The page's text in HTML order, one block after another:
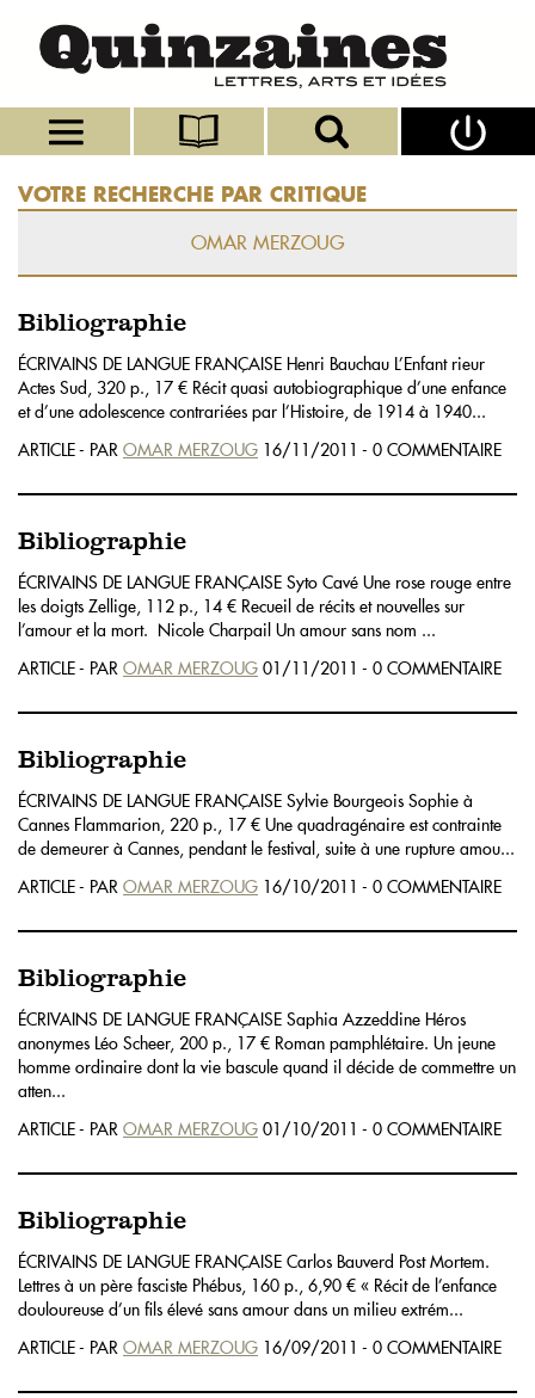
VOTRE RECHERCHE PAR CRITIQUE
OMAR MERZOUG
Bibliographie
ÉCRIVAINS DE LANGUE FRANÇAISE Henri Bauchau L’Enfant rieur
Actes Sud, 320 p., 17 € Récit quasi autobiographique d’une enfance
et d’une adolescence contrariées par l’Histoire, de 1914 à 1940...
ARTICLE - PAR OMAR MERZOUG 16/11/2011 - 0 COMMENTAIRE
Bibliographie
ÉCRIVAINS DE LANGUE FRANÇAISE Syto Cavé Une rose rouge entre
les doigts Zellige, 112 p., 14 € Recueil de récits et nouvelles sur
l’amour et la mort. Nicole Charpail Un amour sans nom ...
ARTICLE - PAR OMAR MERZOUG 01/11/2011 - 0 COMMENTAIRE
Bibliographie
ÉCRIVAINS DE LANGUE FRANÇAISE Sylvie Bourgeois Sophie à
Cannes Flammarion, 220 p., 17 € Une quadragénaire est contrainte
de demeurer à Cannes, pendant le festival, suite à une rupture amou...
ARTICLE - PAR OMAR MERZOUG 16/10/2011 - 0 COMMENTAIRE
Bibliographie
ÉCRIVAINS DE LANGUE FRANÇAISE Saphia Azzeddine Héros
anonymes Léo Scheer, 200 p., 17 € Roman pamphlétaire. Un jeune
homme ordinaire dont la vie bascule quand il décide de commettre un
atten...
ARTICLE - PAR OMAR MERZOUG 01/10/2011 - 0 COMMENTAIRE
Bibliographie
ÉCRIVAINS DE LANGUE FRANÇAISE Carlos Bauverd Post Mortem.
Lettres à un père fasciste Phébus, 160 p., 6,90 € « Récit de l’enfance
douloureuse d’un fils élevé sans amour dans un milieu extrém...
ARTICLE - PAR OMAR MERZOUG 16/09/2011 - 0 COMMENTAIRE